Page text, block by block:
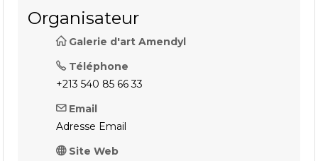
Organisateur
Galerie d'art Amendyl
Téléphone
+213 540 85 66 33
Email
Adresse Email
Site Web